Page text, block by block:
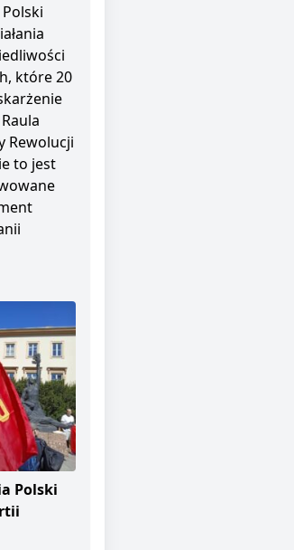
które 20
Rewolucji
to jest
Polski